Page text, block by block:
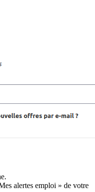
alertes emploi » de votre